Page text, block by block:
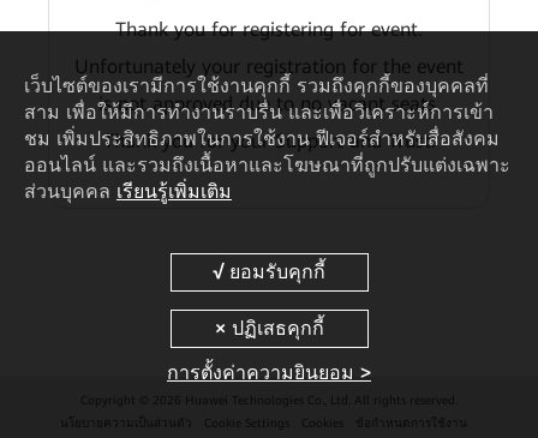
Thank you for registering for event.
Unfortunately your registration for the event
is not approved due to no vacant seats.
Thank you for your Support and Trust.
Copyright © 2026 Huawei Technologies Co., Ltd. All rights reserved.
นโยบายความเป็นส่วนตัว
Cookie Settings ข้อกำหนดการใช้งาน
เว็บไซต์ของเรามีการใช้งานคุกกี้ รวมถึงคุกกี้ของบุคคลที่
สาม เพื่อให้มีการทำงานราบรื่น และเพื่อวิเคราะห์การเข้า
ชม เพิ่มประสิทธิภาพในการใช้งาน ฟีเจอร์สำหรับสื่อสังคม
ออนไลน์ และรวมถึงเนื้อหาและโฆษณาที่ถูกปรับแต่งเฉพาะ
ส่วนบุคคล เรียนรู้เพิ่มเติม
การตั้งค่าความยินยอม >